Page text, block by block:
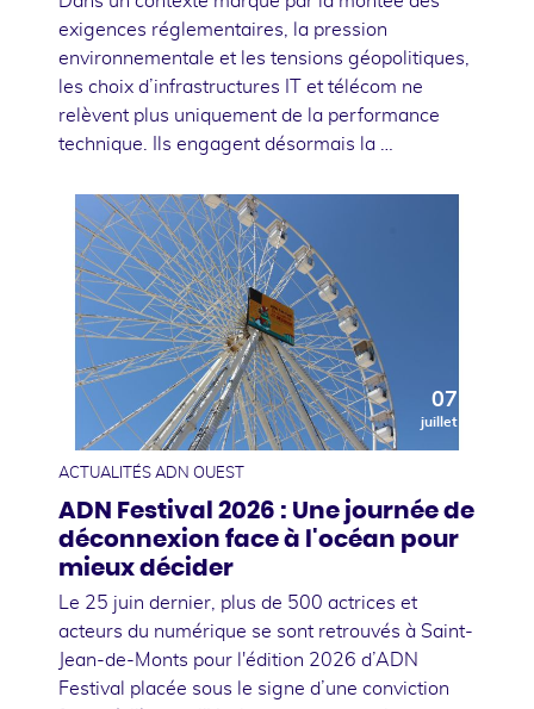
exigences réglementaires, la pression
environnementale et les tensions géopolitiques,
les choix d’infrastructures IT et télécom ne
relèvent plus uniquement de la performance
technique. Ils engagent désormais la …
07
juillet
ACTUALITÉS ADN OUEST
ADN Festival 2026 : Une journée de
déconnexion face à l'océan pour
mieux décider
Le 25 juin dernier, plus de 500 actrices et
acteurs du numérique se sont retrouvés à Saint-
Jean-de-Monts pour l'édition 2026 d’ADN
Festival placée sous le signe d’une conviction